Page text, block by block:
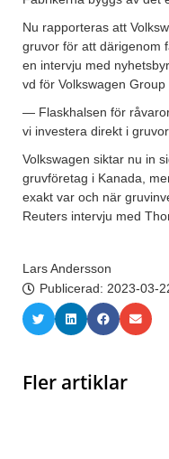
Nu rapporteras att
gruvor för att därigenom
en intervju med
vd för Volkswagen
— Flaskhalsen för
vi investera direkt i
Volkswagen siktar nu in
gruvföretag i Kanada,
exakt var och när
Reuters intervju med
Lars Andersson
Publicerad: 2023-03-
Fler artiklar